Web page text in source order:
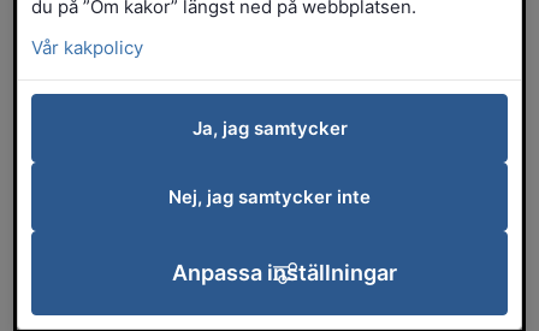
kurspaket
du på ”Om kakor” längst ned på webbplatsen.
Vår kakpolicy
Ja, jag samtycker
Nej, jag samtycker inte
Anpassa inställningar